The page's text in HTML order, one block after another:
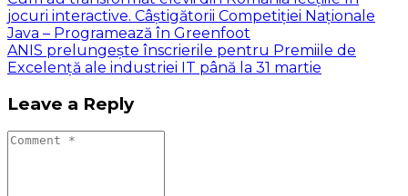
jocuri interactive. Câștigătorii Competiției Naționale
Java – Programează în Greenfoot
ANIS prelungește înscrierile pentru Premiile de
Excelență ale industriei IT până la 31 martie
Leave a Reply